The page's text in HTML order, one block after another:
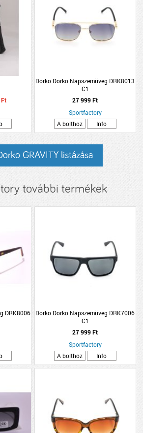
Dorko Dorko Napszemüveg DRK8013
C1
27 999 Ft
Sportfactory
A bolthoz
Info
GRAVITY listázása
további termékek
DRK8006
Dorko Dorko Napszemüveg DRK7006
C1
27 999 Ft
Sportfactory
A bolthoz
Info